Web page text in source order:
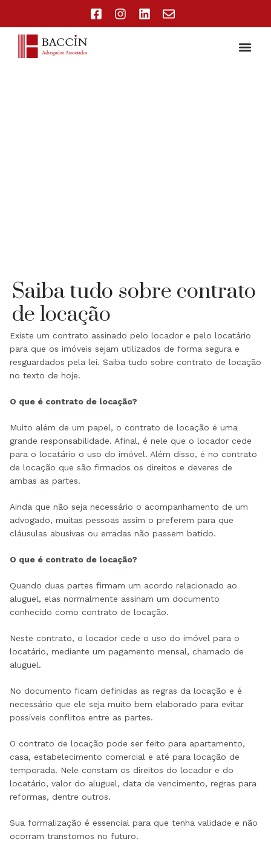
Saiba tudo sobre contrato
de locação
Existe um contrato assinado pelo locador e pelo locatário
para que os imóveis sejam utilizados de forma segura e
resguardados pela lei. Saiba tudo sobre contrato de locação
no texto de hoje.
O que é contrato de locação?
Muito além de um papel, o contrato de locação é uma
grande responsabilidade. Afinal, é nele que o locador cede
para o locatário o uso do imóvel. Além disso, é no contrato
de locação que são firmados os direitos e deveres de
ambas as partes.
Ainda que não seja necessário o acompanhamento de um
advogado, muitas pessoas assim o preferem para que
cláusulas abusivas ou erradas não passem batido.
O que é contrato de locação?
Quando duas partes firmam um acordo relacionado ao
aluguel, elas normalmente assinam um documento
conhecido como contrato de locação.
Neste contrato, o locador cede o uso do imóvel para o
locatário, mediante um pagamento mensal, chamado de
aluguel.
No documento ficam definidas as regras da locação e é
necessário que ele seja muito bem elaborado para evitar
possíveis conflitos entre as partes.
O contrato de locação pode ser feito para apartamento,
casa, estabelecimento comercial e até para locação de
temporada. Nele constam os direitos do locador e do
locatário, valor do aluguel, data de vencimento, regras para
reformas, dentre outros.
Sua formalização é essencial para que tenha validade e não
ocorram transtornos no futuro.